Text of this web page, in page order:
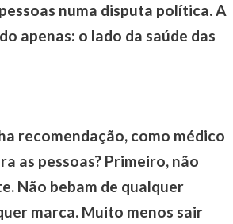
numa disputa política. A
apenas: o lado da saúde das
recomendação, como médico
as pessoas? Primeiro, não
Não bebam de qualquer
marca. Muito menos sair